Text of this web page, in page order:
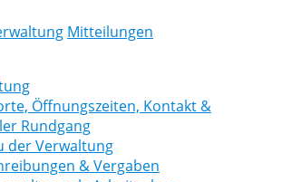
Mitteilungen
Öffnungszeiten, Kontakt &
Rundgang
der Verwaltung
& Vergaben